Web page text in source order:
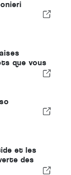
que vous
et les
des
et des